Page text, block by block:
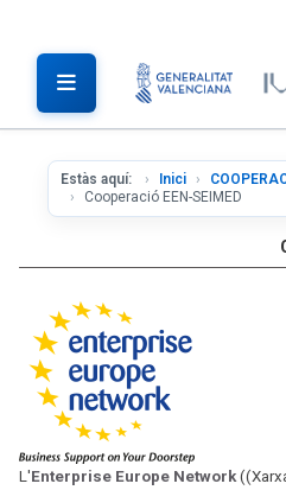
Estàs aquí: Inici
Cooperació EEN-SEIMED
L'Enterprise Europe Network